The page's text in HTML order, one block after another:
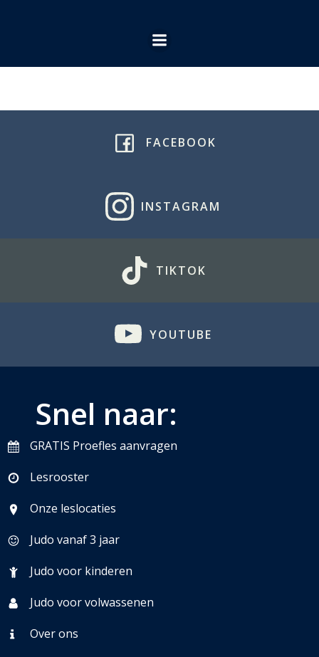
de
FACEBOOK
INSTAGRAM
TIKTOK
YOUTUBE
Snel naar:
GRATIS Proefles aanvragen
Lesrooster
Onze leslocaties
Judo vanaf 3 jaar
Judo voor kinderen
Judo voor volwassenen
Over ons